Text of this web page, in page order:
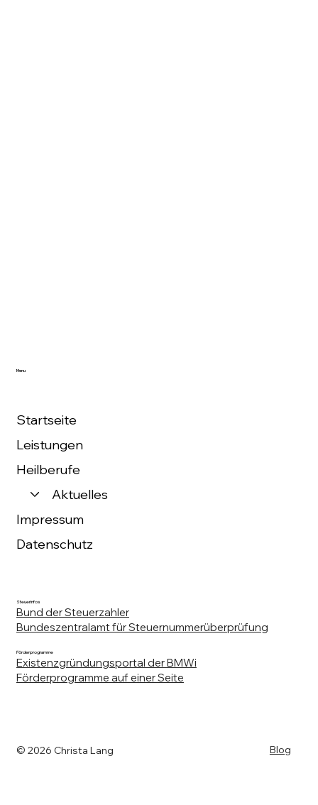
Startseite
Leistungen
Heilberufe
Aktuelles
Impressum
Datenschutz
Menu
Steuerinfos
Bund der Steuerzahler
Bundeszentralamt für Steuernummerüberprüfung
Förderprogramme
Existenzgründungsportal der BMWi
Förderprogramme auf einer Seite
© 2026 Christa Lang Blog